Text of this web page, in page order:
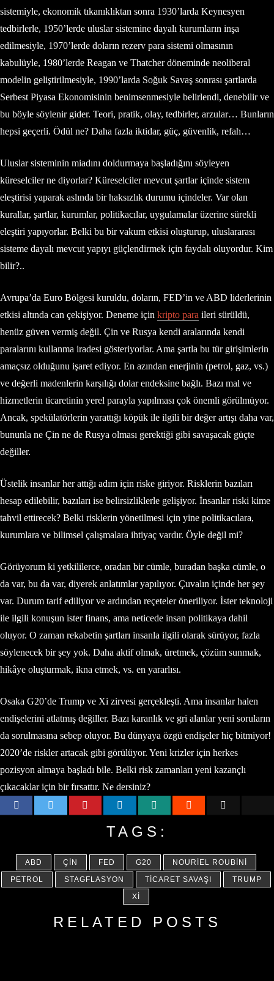
sistemiyle, ekonomik tıkanıklıktan sonra 1930’larda Keynesyen
tedbirlerle, 1950’lerde uluslar sistemine dayalı kurumların inşa
edilmesiyle, 1970’lerde doların rezerv para sistemi olmasının
kabulüyle, 1980’lerde Reagan ve Thatcher döneminde neoliberal
modelin geliştirilmesiyle, 1990’larda Soğuk Savaş sonrası şartlarda
Serbest Piyasa Ekonomisinin benimsenmesiyle belirlendi, denebilir ve
bu böyle söylenir gider. Teori, pratik, olay, tedbirler, arzular… Bunların
hepsi geçerli. Ödül ne? Daha fazla iktidar, güç, güvenlik, refah…
Uluslar sisteminin miadını doldurmaya başladığını söyleyen
küreselciler ne diyorlar? Küreselciler mevcut şartlar içinde sistem
eleştirisi yaparak aslında bir haksızlık durumu içindeler. Var olan
kurallar, şartlar, kurumlar, politikacılar, uygulamalar üzerine sürekli
eleştiri yapıyorlar. Belki bu bir vakum etkisi oluşturup, uluslararası
sisteme dayalı mevcut yapıyı güçlendirmek için faydalı oluyordur. Kim
bilir?..
Avrupa’da Euro Bölgesi kuruldu, doların, FED’in ve ABD liderlerinin
etkisi altında can çekişiyor. Deneme için kripto para ileri sürüldü,
henüz güven vermiş değil. Çin ve Rusya kendi aralarında kendi
paralarını kullanma iradesi gösteriyorlar. Ama şartla bu tür girişimlerin
amaçsız olduğunu işaret ediyor. En azından enerjinin (petrol, gaz, vs.)
ve değerli madenlerin karşılığı dolar endeksine bağlı. Bazı mal ve
hizmetlerin ticaretinin yerel parayla yapılması çok önemli görülmüyor.
Ancak, spekülatörlerin yarattığı köpük ile ilgili bir değer artışı daha var,
bununla ne Çin ne de Rusya olması gerektiği gibi savaşacak güçte
değiller.
Üstelik insanlar her attığı adım için riske giriyor. Risklerin bazıları
hesap edilebilir, bazıları ise belirsizliklerle gelişiyor. İnsanlar riski kime
tahvil ettirecek? Belki risklerin yönetilmesi için yine politikacılara,
kurumlara ve bilimsel çalışmalara ihtiyaç vardır. Öyle değil mi?
Görüyorum ki yetkililerce, oradan bir cümle, buradan başka cümle, o
da var, bu da var, diyerek anlatımlar yapılıyor. Çuvalın içinde her şey
var. Durum tarif ediliyor ve ardından reçeteler öneriliyor. İster teknoloji
ile ilgili konuşun ister finans, ama neticede insan politikaya dahil
oluyor. O zaman rekabetin şartları insanla ilgili olarak sürüyor, fazla
söylenecek bir şey yok. Daha aktif olmak, üretmek, çözüm sunmak,
hikâye oluşturmak, ikna etmek, vs. en yararlısı.
Osaka G20’de Trump ve Xi zirvesi gerçekleşti. Ama insanlar halen
endişelerini atlatmış değiller. Bazı karanlık ve gri alanlar yeni soruların
da sorulmasına sebep oluyor. Bu dünyaya özgü endişeler hiç bitmiyor!
2020’de riskler artacak gibi görülüyor. Yeni krizler için herkes
pozisyon almaya başladı bile. Belki risk zamanları yeni kazançlı
çıkacaklar için bir fırsattır. Ne dersiniz?
TAGS:
ABD ÇIN FED G20
NOURIEL ROUBINI
PETROL
STAGFLASYON TICARET SAVAŞI
TRUMP
XI
RELATED POSTS